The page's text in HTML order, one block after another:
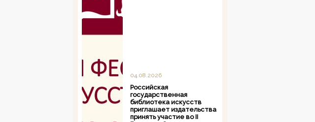
04.08.2026
Российская
государственная
библиотека искусств
приглашает издательства
принять участие во II